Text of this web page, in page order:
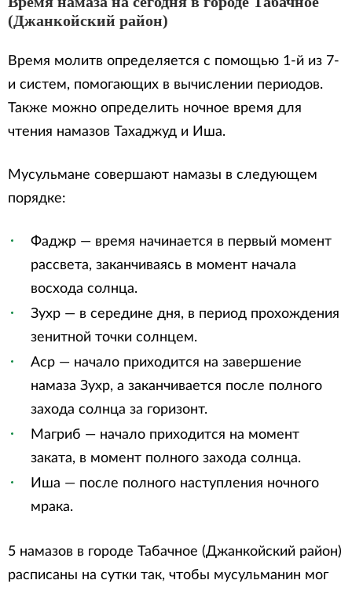
(Джанкойский район)
Время молитв определяется с помощью 1-й из 7-
и систем, помогающих в вычислении периодов.
Также можно определить ночное время для
чтения намазов Тахаджуд и Иша.
Мусульмане совершают намазы в следующем
порядке:
Фаджр — время начинается в первый момент
рассвета, заканчиваясь в момент начала
восхода солнца.
Зухр — в середине дня, в период прохождения
зенитной точки солнцем.
Аср — начало приходится на завершение
намаза Зухр, а заканчивается после полного
захода солнца за горизонт.
Магриб — начало приходится на момент
заката, в момент полного захода солнца.
Иша — после полного наступления ночного
мрака.
5 намазов в городе Табачное (Джанкойский район)
расписаны на сутки так, чтобы мусульманин мог